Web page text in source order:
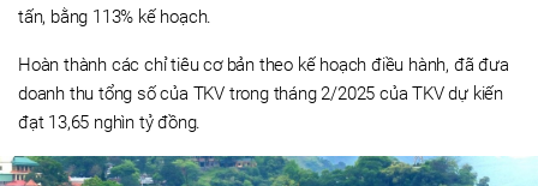
tấn, bằng 113% kế hoạch.
Hoàn thành các chỉ tiêu cơ bản theo kế hoạch điều hành, đã đưa
doanh thu tổng số của TKV trong tháng 2/2025 của TKV dự kiến
đạt 13,65 nghìn tỷ đồng.